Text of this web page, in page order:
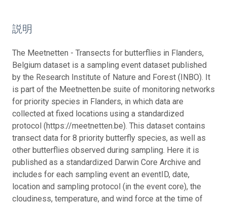
説明
The Meetnetten - Transects for butterflies in Flanders,
Belgium dataset is a sampling event dataset published
by the Research Institute of Nature and Forest (INBO). It
is part of the Meetnetten.be suite of monitoring networks
for priority species in Flanders, in which data are
collected at fixed locations using a standardized
protocol (https://meetnetten.be). This dataset contains
transect data for 8 priority butterfly species, as well as
other butterflies observed during sampling. Here it is
published as a standardized Darwin Core Archive and
includes for each sampling event an eventID, date,
location and sampling protocol (in the event core), the
cloudiness, temperature, and wind force at the time of